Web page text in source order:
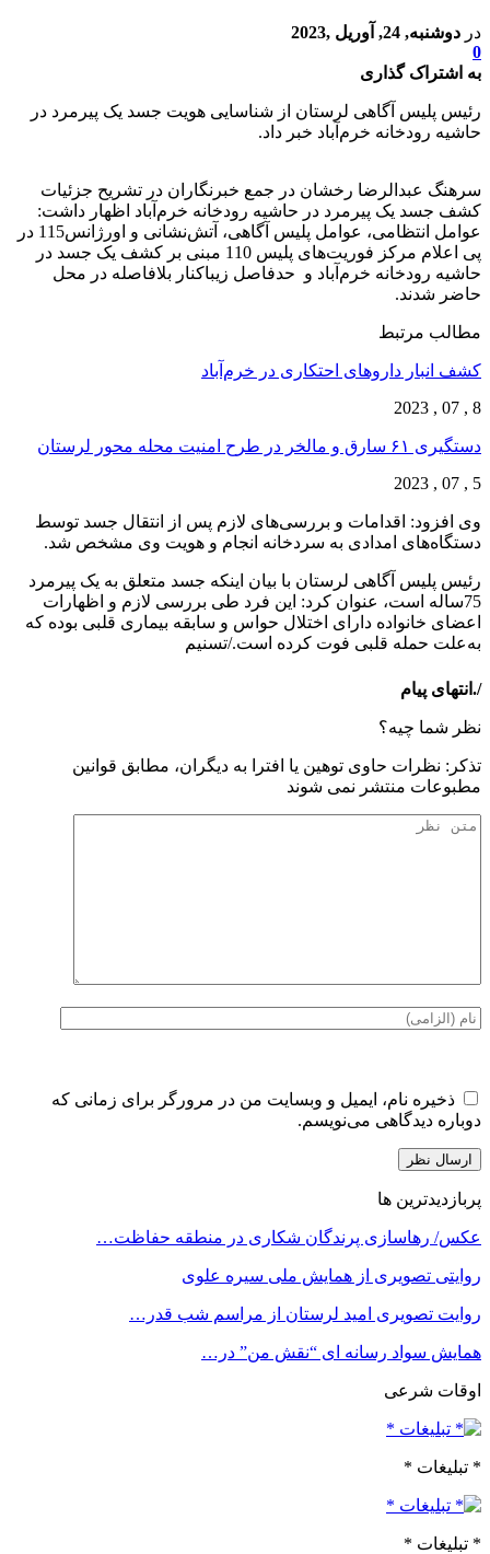
در دوشنبه, 24, آوریل ,2023
0
به اشتراک گذاری
رئیس پلیس آگاهی لرستان از شناسایی هویت جسد یک پیرمرد در
حاشیه رودخانه خرم‌آباد خبر داد.
سرهنگ عبدالرضا رخشان در جمع خبرنگاران در تشریح جزئیات
کشف جسد یک پیرمرد در حاشیه رودخانه خرم‌آباد اظهار داشت:
عوامل انتظامی، عوامل پلیس آگاهی، آتش‌نشانی و اورژانس115 در
پی اعلام مرکز فوریت‌های پلیس 110 مبنی بر کشف یک جسد در
حاشیه رودخانه خرم‌آباد و حدفاصل زیباکنار بلافاصله در محل
حاضر شدند.
مطالب مرتبط
کشف انبار داروهای احتکاری در خرم‌آباد
8 , 07 , 2023
دستگیری ۶۱ سارق و مالخر در طرح امنیت محله محور لرستان
5 , 07 , 2023
وی افزود: اقدامات و بررسی‌های لازم پس از انتقال جسد توسط
دستگاه‌های امدادی به سردخانه انجام و هویت وی مشخص شد.
رئیس پلیس آگاهی لرستان با بیان اینکه جسد متعلق به یک پیرمرد
75ساله است، عنوان کرد: این فرد طی بررسی لازم و اظهارات
اعضای خانواده دارای اختلال حواس و سابقه بیماری قلبی بوده که
به‌علت حمله قلبی فوت کرده است./تسنیم
/.انتهای پیام
نظر شما چیه؟
تذكر: نظرات حاوی توهين يا افترا به ديگران، مطابق قوانين
مطبوعات منتشر نمی شوند
ذخیره نام، ایمیل و وبسایت من در مرورگر برای زمانی که
دوباره دیدگاهی می‌نویسم.
پربازدیدترین ها
عکس/ رهاسازی پرندگان شکاری در منطقه حفاظت…
روایتی تصویری از همایش ملی سیره علوی
روایت تصویری امید لرستان از مراسم شب قدر…
همایش سواد رسانه ای “نقش من” در…
اوقات شرعی
* تبلیغات *
* تبلیغات *